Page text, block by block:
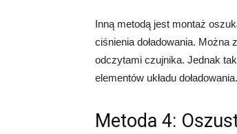
Inną metodą jest montaż
ciśnienia doładowania.
odczytami czujnika. Jednak
elementów układu doładowania.
Metoda 4: